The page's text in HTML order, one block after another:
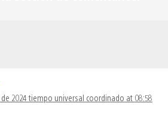
2024 tiempo universal coordinado at 08:58